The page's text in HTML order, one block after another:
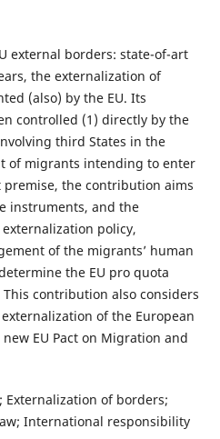
external borders: state-of-art
the externalization of
(also) by the EU. Its
controlled (1) directly by the
third States in the
of migrants intending to enter
premise, the contribution aims
instruments, and the
policy,
of the migrants’ human
the EU pro quota
contribution also considers
of the European
EU Pact on Migration and
Externalization of borders;
International responsibility